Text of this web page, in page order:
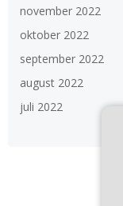
november 2022
oktober 2022
september 2022
august 2022
juli 2022